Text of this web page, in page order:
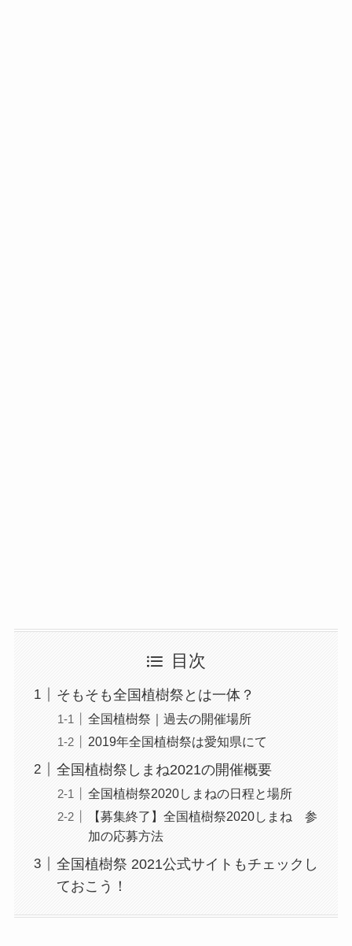
目次
そもそも全国植樹祭とは一体？
全国植樹祭｜過去の開催場所
2019年全国植樹祭は愛知県にて
全国植樹祭しまね2021の開催概要
全国植樹祭2020しまねの日程と場所
【募集終了】全国植樹祭2020しまね 参
加の応募方法
全国植樹祭 2021公式サイトもチェックし
ておこう！